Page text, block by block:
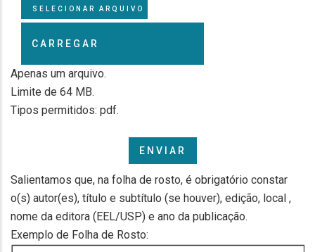
Arquivo
SELECIONAR ARQUIVO
Apenas um arquivo.
Limite de 64 MB.
Tipos permitidos: pdf.
OBSERVAÇÕES
Salientamos que, na folha de rosto, é obrigatório constar
o(s) autor(es), título e subtítulo (se houver), edição, local ,
nome da editora (EEL/USP) e ano da publicação.
Exemplo de Folha de Rosto: